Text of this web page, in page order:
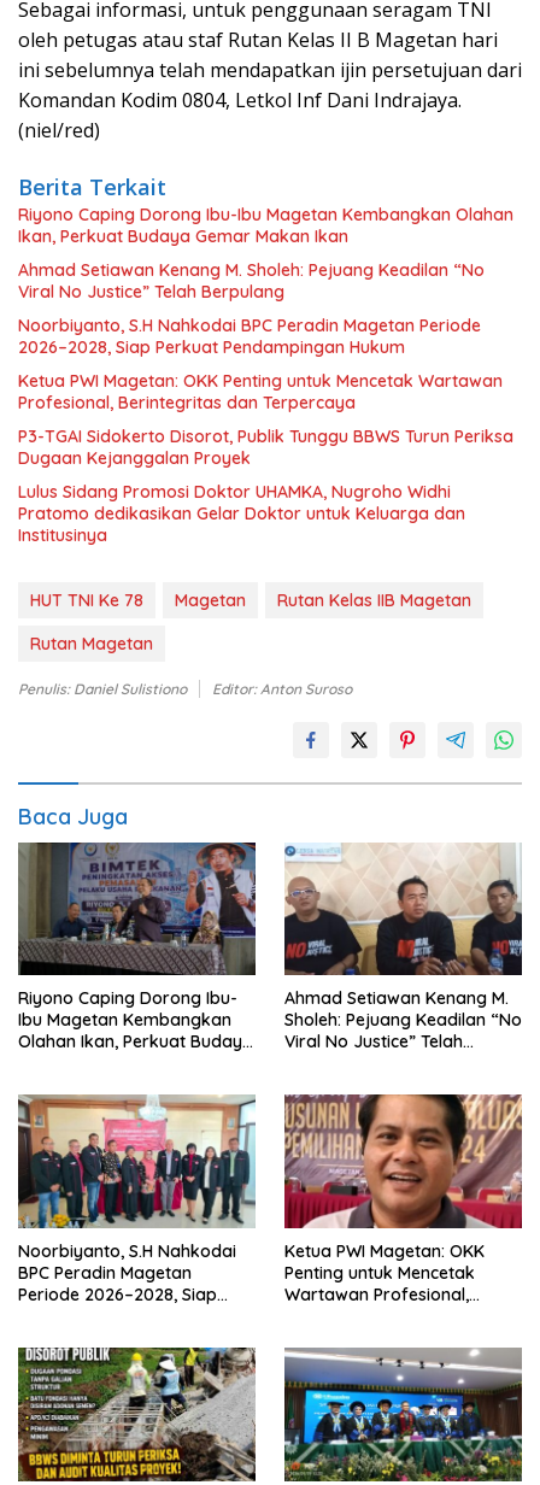
Sebagai informasi, untuk penggunaan seragam TNI
oleh petugas atau staf Rutan Kelas II B Magetan hari
ini sebelumnya telah mendapatkan ijin persetujuan dari
Komandan Kodim 0804, Letkol Inf Dani Indrajaya.
(niel/red)
Berita Terkait
Riyono Caping Dorong Ibu-Ibu Magetan Kembangkan Olahan
Ikan, Perkuat Budaya Gemar Makan Ikan
Ahmad Setiawan Kenang M. Sholeh: Pejuang Keadilan “No
Viral No Justice” Telah Berpulang
Noorbiyanto, S.H Nahkodai BPC Peradin Magetan Periode
2026–2028, Siap Perkuat Pendampingan Hukum
Ketua PWI Magetan: OKK Penting untuk Mencetak Wartawan
Profesional, Berintegritas dan Terpercaya
P3-TGAI Sidokerto Disorot, Publik Tunggu BBWS Turun Periksa
Dugaan Kejanggalan Proyek
Lulus Sidang Promosi Doktor UHAMKA, Nugroho Widhi
Pratomo dedikasikan Gelar Doktor untuk Keluarga dan
Institusinya
HUT TNI Ke 78 Magetan
Rutan Kelas IIB Magetan
Rutan Magetan
Penulis: Daniel Sulistiono Editor: Anton Suroso
Baca Juga
Riyono Caping Dorong Ibu-
Ibu Magetan Kembangkan
Olahan Ikan, Perkuat Budaya
Ahmad Setiawan Kenang M.
Sholeh: Pejuang Keadilan “No
Viral No Justice” Telah
Noorbiyanto, S.H Nahkodai
BPC Peradin Magetan
Periode 2026–2028, Siap
Ketua PWI Magetan: OKK
Penting untuk Mencetak
Wartawan Profesional,